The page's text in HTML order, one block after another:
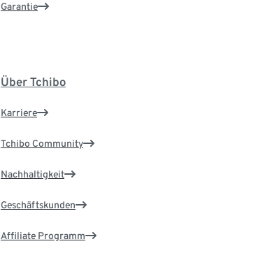
Garantie
Über Tchibo
Karriere
Tchibo Community
Nachhaltigkeit
Geschäftskunden
Affiliate Programm